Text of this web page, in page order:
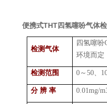
便携式THT四氢噻吩气体
检测气体
四氢噻吩
环境而定
检测范围 0 ～50、
分 辨 率 0.01mg/